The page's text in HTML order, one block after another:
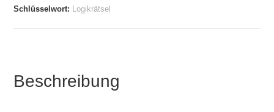
Schlüsselwort:
Logikrätsel
Beschreibung